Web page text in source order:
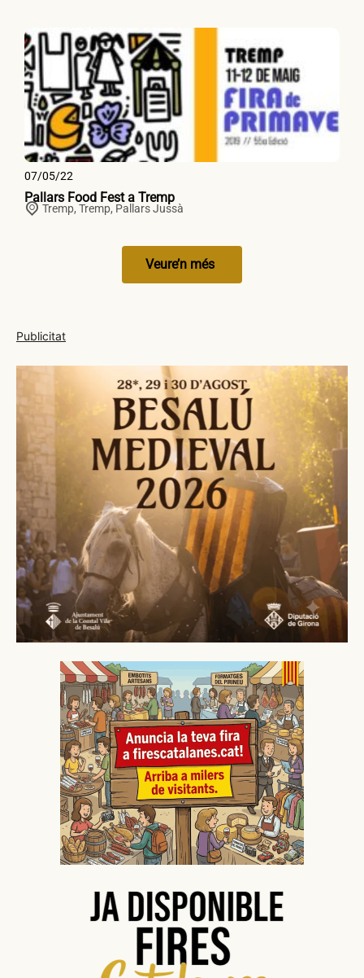
07/05/22
Pallars Food Fest a Tremp
Tremp, Tremp, Pallars Jussà
Veure’n més
Publicitat